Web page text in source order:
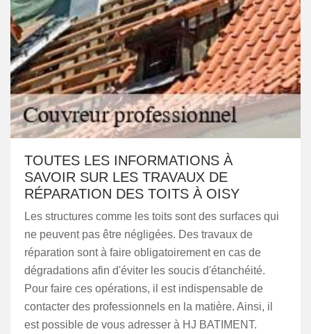
TOUTES LES INFORMATIONS À
SAVOIR SUR LES TRAVAUX DE
RÉPARATION DES TOITS À OISY
Les structures comme les toits sont des surfaces qui
ne peuvent pas être négligées. Des travaux de
réparation sont à faire obligatoirement en cas de
dégradations afin d'éviter les soucis d'étanchéité.
Pour faire ces opérations, il est indispensable de
contacter des professionnels en la matière. Ainsi, il
est possible de vous adresser à HJ BATIMENT.